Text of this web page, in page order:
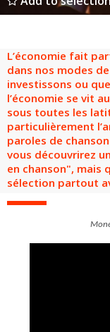
L’économie fait
dans nos modes
investissons ou
l’économie se vit
sous toutes les
particulièrement
paroles de
vous découvrirez
en chanson", mais
sélection partout